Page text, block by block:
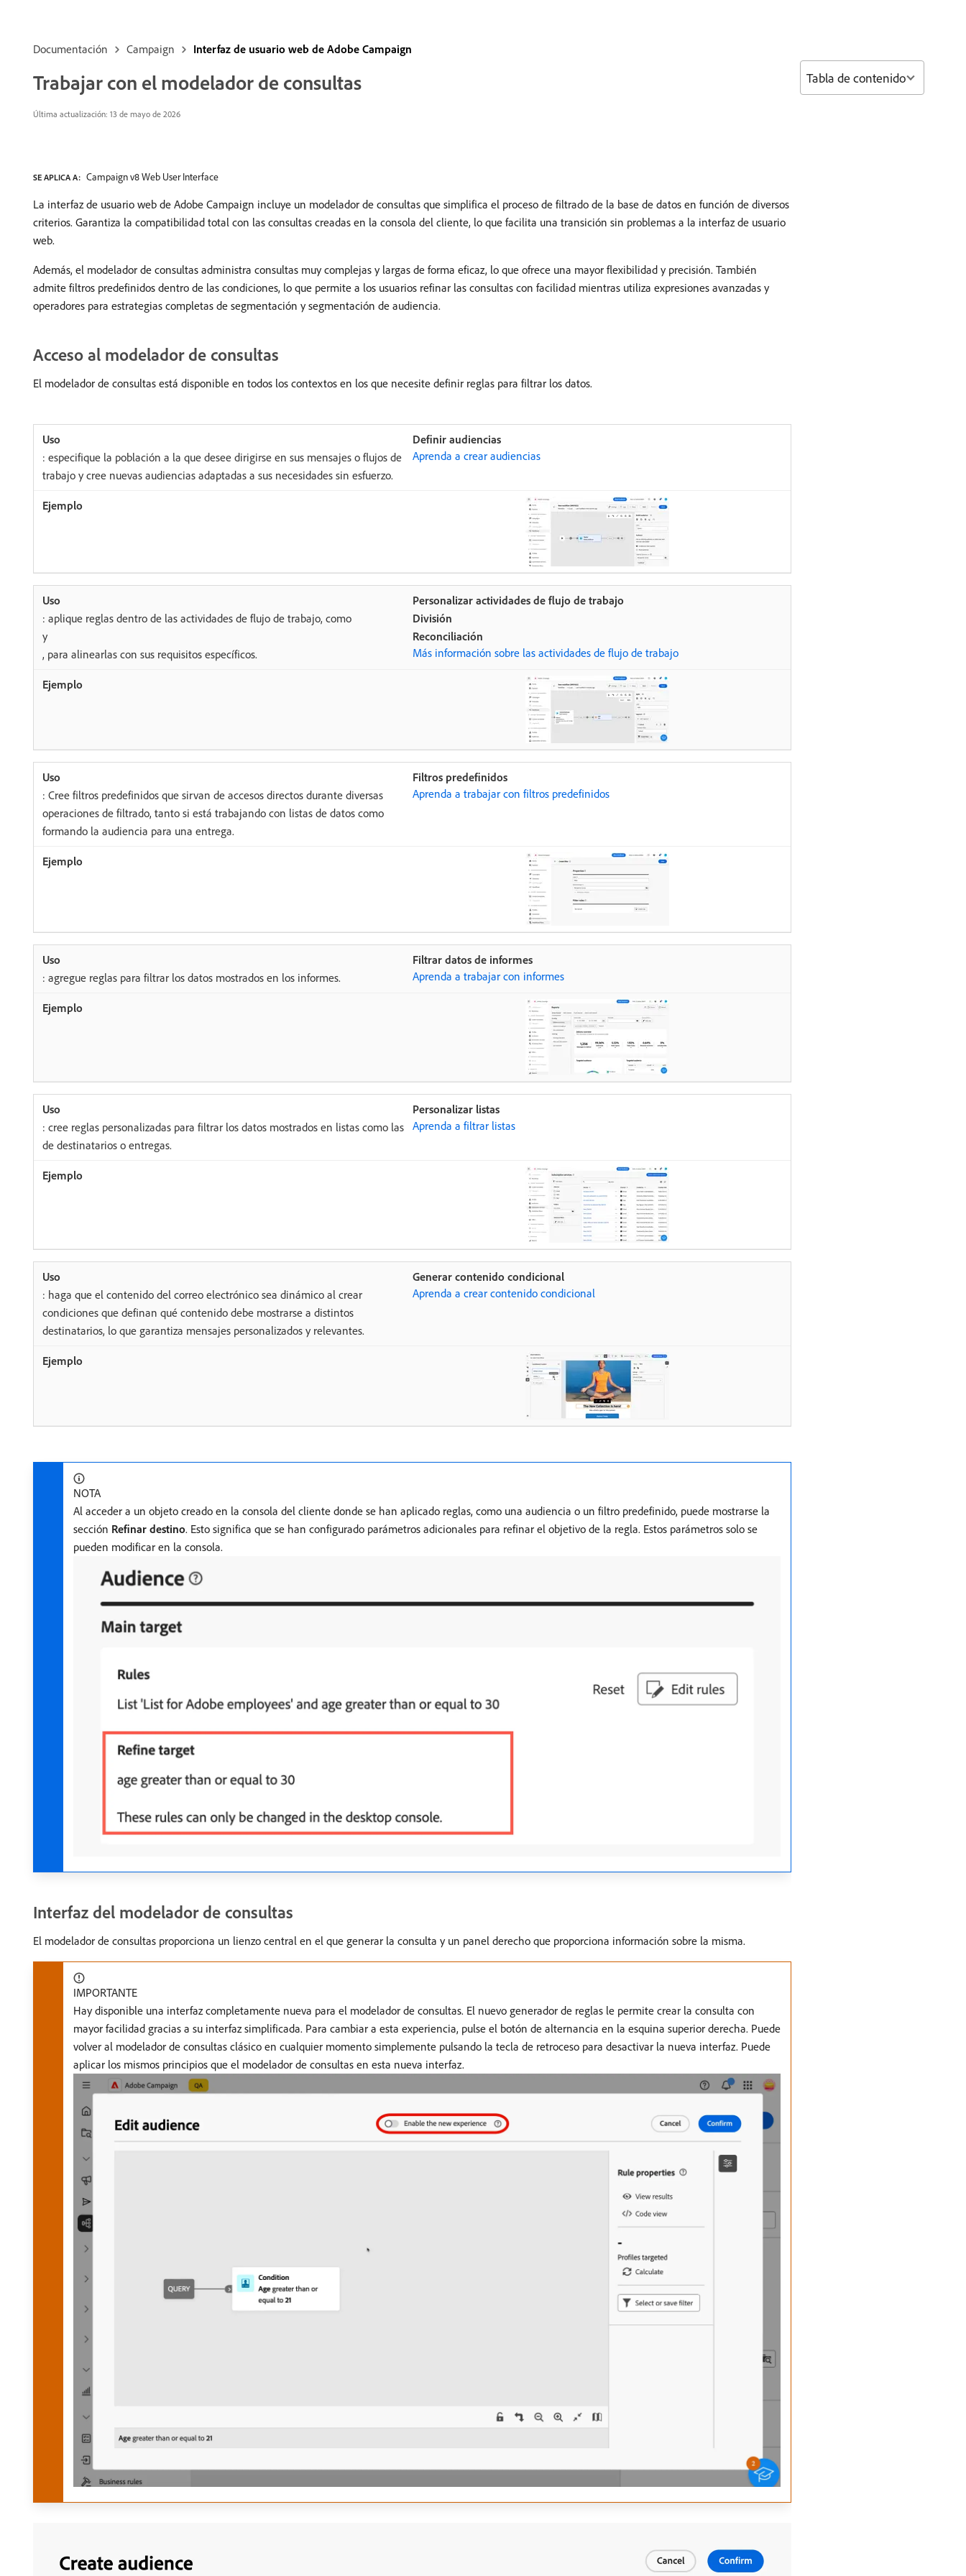
Documentación Campaign Interfaz de usuario web de Adobe Campaign
Trabajar con el modelador de consultas
Última actualización: 13 de mayo de 2026
SE APLICA A: Campaign v8 Web User Interface
La interfaz de usuario web de Adobe Campaign incluye un modelador de consultas que simplifica el proceso de filtrado de la base de datos en función de diversos
criterios. Garantiza la compatibilidad total con las consultas creadas en la consola del cliente, lo que facilita una transición sin problemas a la interfaz de usuario
web.
Además, el modelador de consultas administra consultas muy complejas y largas de forma eficaz, lo que ofrece una mayor flexibilidad y precisión. También
admite filtros predefinidos dentro de las condiciones, lo que permite a los usuarios refinar las consultas con facilidad mientras utiliza expresiones avanzadas y
operadores para estrategias completas de segmentación y segmentación de audiencia.
Acceso al modelador de consultas
El modelador de consultas está disponible en todos los contextos en los que necesite definir reglas para filtrar los datos.
Definir audiencias
: especifique la población a la que desee dirigirse en sus mensajes o flujos de
trabajo y cree nuevas audiencias adaptadas a sus necesidades sin esfuerzo.
Aprenda a crear audiencias
Personalizar actividades de flujo de trabajo
: aplique reglas dentro de las actividades de flujo de trabajo, como
División
y
Reconciliación
, para alinearlas con sus requisitos específicos.
Más información sobre las actividades de flujo de trabajo
Filtros predefinidos
: Cree filtros predefinidos que sirvan de accesos directos durante diversas
operaciones de filtrado, tanto si está trabajando con listas de datos como
formando la audiencia para una entrega.
Aprenda a trabajar con filtros predefinidos
Filtrar datos de informes
: agregue reglas para filtrar los datos mostrados en los informes.
Aprenda a trabajar con informes
Personalizar listas
: cree reglas personalizadas para filtrar los datos mostrados en listas como las
de destinatarios o entregas.
Aprenda a filtrar listas
Generar contenido condicional
: haga que el contenido del correo electrónico sea dinámico al crear
condiciones que definan qué contenido debe mostrarse a distintos
destinatarios, lo que garantiza mensajes personalizados y relevantes.
Aprenda a crear contenido condicional
NOTA
Al acceder a un objeto creado en la consola del cliente donde se han aplicado reglas, como una audiencia o un filtro predefinido, puede mostrarse la
sección Refinar destino. Esto significa que se han configurado parámetros adicionales para refinar el objetivo de la regla. Estos parámetros solo se
pueden modificar en la consola.
Interfaz del modelador de consultas
El modelador de consultas proporciona un lienzo central en el que generar la consulta y un panel derecho que proporciona información sobre la misma.
IMPORTANTE
Hay disponible una interfaz completamente nueva para el modelador de consultas. El nuevo generador de reglas le permite crear la consulta con
mayor facilidad gracias a su interfaz simplificada. Para cambiar a esta experiencia, pulse el botón de alternancia en la esquina superior derecha. Puede
volver al modelador de consultas clásico en cualquier momento simplemente pulsando la tecla de retroceso para desactivar la nueva interfaz. Puede
aplicar los mismos principios que el modelador de consultas en esta nueva interfaz.
Tabla de contenido